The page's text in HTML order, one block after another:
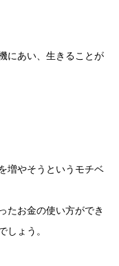
にあい、生きることが
増やそうというモチベ
たお金の使い方ができ
しょう。